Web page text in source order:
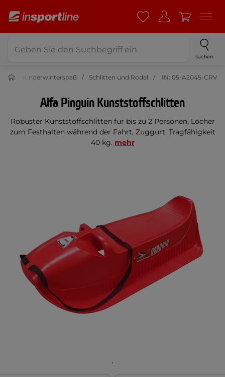
suchen
Kinderwinterspaß Schlitten und Rodel IN: 05-A2045-CRV
Alfa Pinguin Kunststoffschlitten
Robuster Kunststoffschlitten für bis zu 2 Personen, Löcher
zum Festhalten während der Fahrt, Zuggurt, Tragfähigkeit
40 kg. mehr